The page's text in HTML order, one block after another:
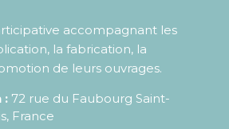
accompagnant les
la fabrication, la
de leurs ouvrages.
: 72 rue du Faubourg Saint-
, France